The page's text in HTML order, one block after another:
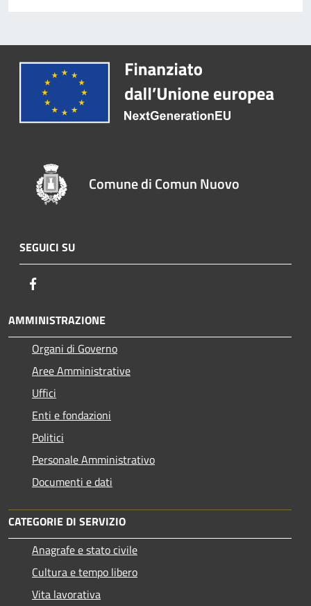
Comune di Comun Nuovo
SEGUICI SU
AMMINISTRAZIONE
Organi di Governo
Aree Amministrative
Uffici
Enti e fondazioni
Politici
Personale Amministrativo
Documenti e dati
CATEGORIE DI SERVIZIO
Anagrafe e stato civile
Cultura e tempo libero
Vita lavorativa